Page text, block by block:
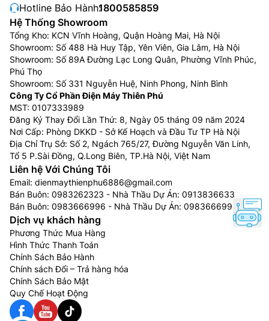
Hotline Bảo Hành:1800585859
Hệ Thống Showroom
Tổng Kho: KCN Vĩnh Hoàng, Quận Hoàng Mai, Hà Nội
Showroom: Số 488 Hà Huy Tập, Yên Viên, Gia Lâm, Hà Nội
Showroom: Số 89A Đường Lạc Long Quân, Phường Vĩnh Phúc,
Phú Thọ
Showroom: Số 331 Nguyễn Huệ, Ninh Phong, Ninh Bình
Công Ty Cổ Phần Điện Máy Thiên Phú
MST: 0107333989
Đăng Ký Thay Đổi Lần Thứ: 8, Ngày 05 tháng 09 năm 2024
Nơi Cấp: Phòng DKKD - Sở Kế Hoạch và Đầu Tư TP Hà Nội
Địa Chỉ Trụ Sở: Số 2, Ngách 765/27, Đường Nguyễn Văn Linh,
Tổ 5 P.Sài Đồng, Q.Long Biên, TP.Hà Nội, Việt Nam
Liên hệ Với Chúng Tôi
Email: dienmaythienphu6886@gmail.com
Bán Buôn: 0983262323 - Nhà Thầu Dự Án: 0913836633
Bán Buôn: 0983666996 - Nhà Thầu Dự Án: 0983666996
Dịch vụ khách hàng
Phương Thức Mua Hàng
Hình Thức Thanh Toán
Chính Sách Bảo Hành
Chính sách Đổi – Trả hàng hóa
Chính Sách Bảo Mật
Quy Chế Hoạt Động